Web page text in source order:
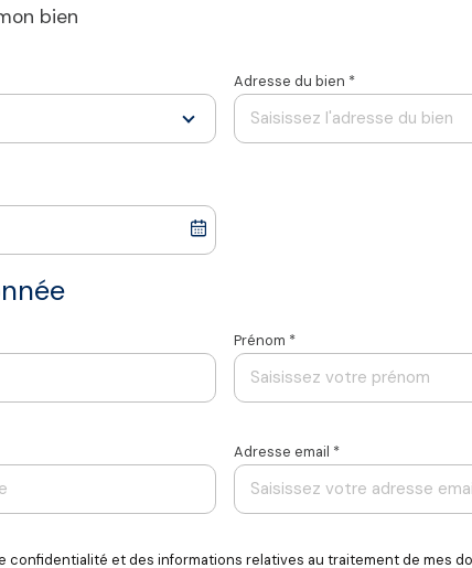
une estimation en 4 étapes
3
/ au Réseau. Conformément à la loi « informatique et libertés », vous disposez des
bien
Adresse du bien *
Prénom *
Adresse email *
confidentialité et des informations relatives au traitement de mes